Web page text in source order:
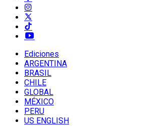
Ediciones
ARGENTINA
BRASIL
CHILE
GLOBAL
MÉXICO
PERU
US ENGLISH